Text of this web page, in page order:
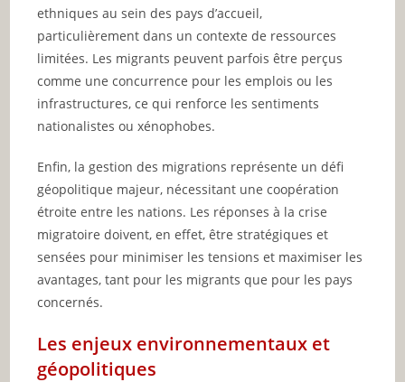
ethniques au sein des pays d’accueil,
particulièrement dans un contexte de ressources
limitées. Les migrants peuvent parfois être perçus
comme une concurrence pour les emplois ou les
infrastructures, ce qui renforce les sentiments
nationalistes ou xénophobes.
Enfin, la gestion des migrations représente un défi
géopolitique majeur, nécessitant une coopération
étroite entre les nations. Les réponses à la crise
migratoire doivent, en effet, être stratégiques et
sensées pour minimiser les tensions et maximiser les
avantages, tant pour les migrants que pour les pays
concernés.
Les enjeux environnementaux et
géopolitiques